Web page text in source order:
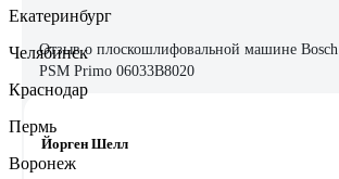
Отзыв о плоскошлифовальной машине Bosch
PSM Primo 06033B8020
Йорген Шелл
Екатеринбург
Челябинск
Краснодар
Пермь
Воронеж